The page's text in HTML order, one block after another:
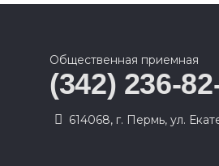
Общественная приемная
(342) 236-
614068, г. Пермь, ул.